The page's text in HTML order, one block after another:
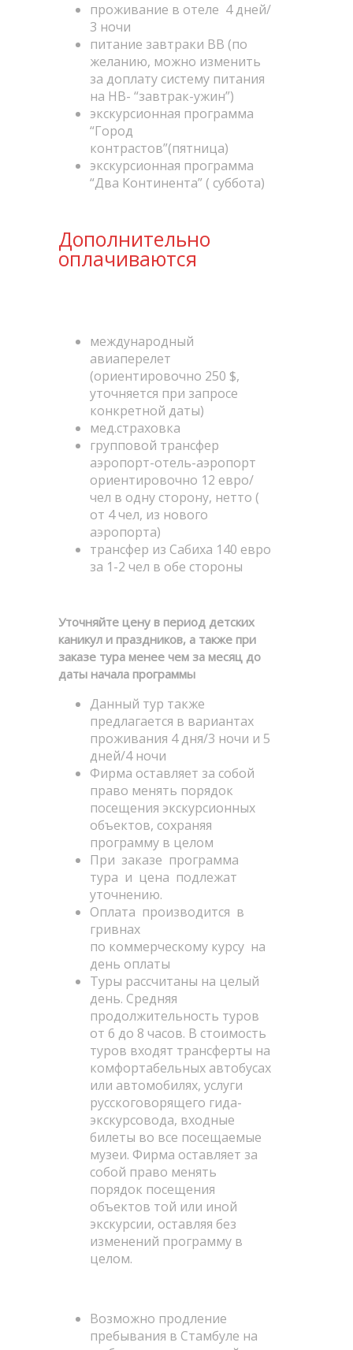
проживание в отеле 4 дней/
3 ночи
питание завтраки ВВ (по
желанию, можно изменить
за доплату систему питания
на НВ- “завтрак-ужин”)
экскурсионная программа
“Город
контрастов”(пятница)
экскурсионная программа
“Два Континента” ( суббота)
Дополнительно
оплачиваются
международный
авиаперелет
(ориентировочно 250 $,
уточняется при запросе
конкретной даты)
мед.страховка
групповой трансфер
аэропорт-отель-аэропорт
ориентировочно 12 евро/
чел в одну сторону, нетто (
от 4 чел, из нового
аэропорта)
трансфер из Сабиха 140 евро
за 1-2 чел в обе стороны
Уточняйте цену в период детских
каникул и праздников, а также при
заказе тура менее чем за месяц до
даты начала программы
Данный тур также
предлагается в вариантах
проживания 4 дня/3 ночи и 5
дней/4 ночи
Фирма оставляет за собой
право менять порядок
посещения экскурсионных
объектов, сохраняя
программу в целом
При заказе программа
тура и цена подлежат
уточнению.
Оплата производится в
гривнах
по коммерческому курсу на
день оплаты
Туры рассчитаны на целый
день. Средняя
продолжительность туров
от 6 до 8 часов. В стоимость
туров входят трансферты на
комфортабельных автобусах
или автомобилях, услуги
русскоговорящего гида-
экскурсовода, входные
билеты во все посещаемые
музеи. Фирма оставляет за
собой право менять
порядок посещения
объектов той или иной
экскурсии, оставляя без
изменений программу в
целом.
Возможно продление
пребывания в Стамбуле на